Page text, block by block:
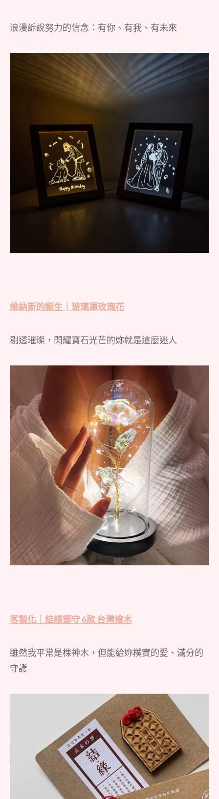
浪漫訴說努力的信念：有你、有我、有未來
維納斯的誕生｜玻璃罩玫瑰花
剔透璀璨，閃耀寶石光芒的妳就是這麼迷人
客製化｜結緣御守 6款 台灣檜木
雖然我平常是棵神木，但能給妳樸實的愛、滿分的
守護